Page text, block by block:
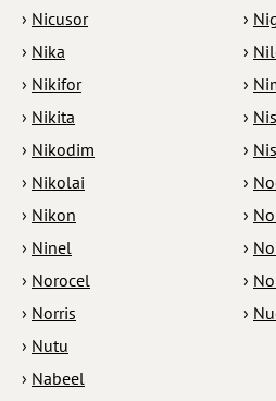
› Nicusor
› Nika
› Nikifor
› Nikita
› Nikodim
› Nikolai
› Nikon
› Ninel
› Norocel
› Norris
› Nutu
› Nabeel
›
›
›
›
›
›
›
›
›
›